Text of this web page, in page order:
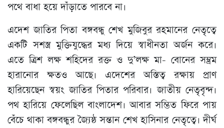
পথে বাধা হয়ে দাঁড়াতে পারবে না।
এদেশ জাতির পিতা বঙ্গবন্ধু শেখ মুজিবুর রহমানের নেতৃত্বে
একটি সশস্ত্র মুক্তিযুদ্ধের মধ্য দিয়ে স্বাধীনতা অর্জন করে।
এতে ত্রিশ লক্ষ শহিদের রক্ত ও দু’লক্ষ মা- বোনের সম্ভ্রম
হারানোর ক্ষতও আছে। এদেশের অস্তিত্ব রক্ষায় প্রাণ
হারিয়েছেন স্বয়ং জাতির পিতার পরিবার। জাতীয় নেতৃবৃন্দ।
পথ হারিয়ে ফেলেছিল বাংলাদেশ। আবার সম্ভিত ফিরে পায়
বেঁচে থাকা বঙ্গবন্ধুর জ্যৈষ্ঠ সন্তান শেখ হাসিনার নেতৃত্বে। দীর্ঘ